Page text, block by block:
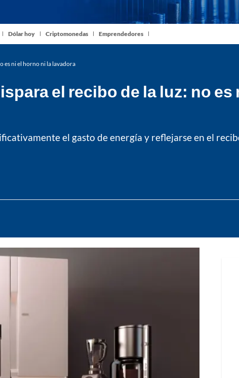
Dólar hoy Criptomonedas Emprendedores
es ni el horno ni la lavadora
el recibo de la luz: no es
el gasto de energía y reflejarse en el